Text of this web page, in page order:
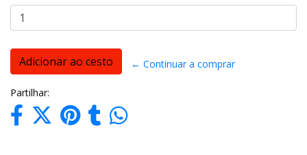
← Continuar a comprar
Partilhar: